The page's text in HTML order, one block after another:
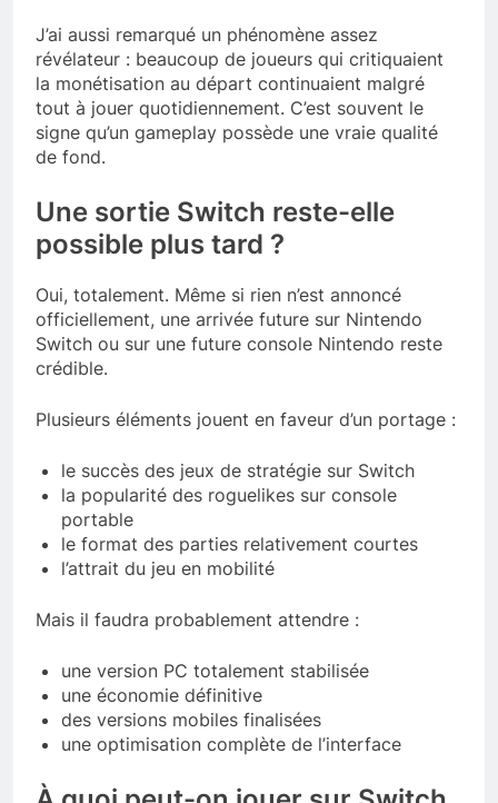
J’ai aussi remarqué un phénomène assez
révélateur : beaucoup de joueurs qui critiquaient
la monétisation au départ continuaient malgré
tout à jouer quotidiennement. C’est souvent le
signe qu’un gameplay possède une vraie qualité
de fond.
Une sortie Switch reste-elle
possible plus tard ?
Oui, totalement. Même si rien n’est annoncé
officiellement, une arrivée future sur Nintendo
Switch ou sur une future console Nintendo reste
crédible.
Plusieurs éléments jouent en faveur d’un portage :
le succès des jeux de stratégie sur Switch
la popularité des roguelikes sur console
portable
le format des parties relativement courtes
l’attrait du jeu en mobilité
Mais il faudra probablement attendre :
une version PC totalement stabilisée
une économie définitive
des versions mobiles finalisées
une optimisation complète de l’interface